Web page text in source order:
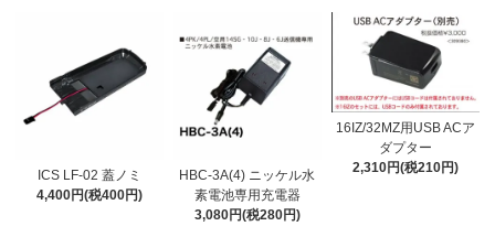
ICS LF-02 蓋ノミ
4,400円(税400円)
HBC‐3A(4) ニッケル水
素電池専用充電器
3,080円(税280円)
16IZ/32MZ用USB ACア
ダプター
2,310円(税210円)